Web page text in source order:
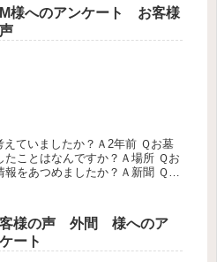
様へのアンケート お客様
ていましたか？Ａ2年前 Ｑお墓
ことはなんですか？Ａ場所 Ｑお
をあつめましたか？Ａ新聞 Ｑみ
様の声 外間 様へのア
ート